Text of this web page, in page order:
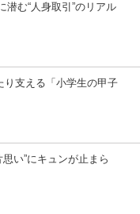
潜む“人身取引”のリアル
り支える「小学生の甲子
い”にキュンが止まら